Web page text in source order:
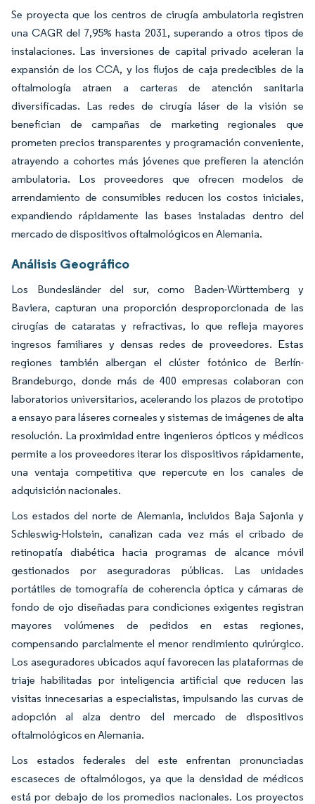
Se proyecta que los centros de cirugía ambulatoria registren
una CAGR del 7,95% hasta 2031, superando a otros tipos de
instalaciones. Las inversiones de capital privado aceleran la
expansión de los CCA, y los flujos de caja predecibles de la
oftalmología atraen a carteras de atención sanitaria
diversificadas. Las redes de cirugía láser de la visión se
benefician de campañas de marketing regionales que
prometen precios transparentes y programación conveniente,
atrayendo a cohortes más jóvenes que prefieren la atención
ambulatoria. Los proveedores que ofrecen modelos de
arrendamiento de consumibles reducen los costos iniciales,
expandiendo rápidamente las bases instaladas dentro del
mercado de dispositivos oftalmológicos en Alemania.
Análisis Geográfico
Los Bundesländer del sur, como Baden-Württemberg y
Baviera, capturan una proporción desproporcionada de las
cirugías de cataratas y refractivas, lo que refleja mayores
ingresos familiares y densas redes de proveedores. Estas
regiones también albergan el clúster fotónico de Berlín-
Brandeburgo, donde más de 400 empresas colaboran con
laboratorios universitarios, acelerando los plazos de prototipo
a ensayo para láseres corneales y sistemas de imágenes de alta
resolución. La proximidad entre ingenieros ópticos y médicos
permite a los proveedores iterar los dispositivos rápidamente,
una ventaja competitiva que repercute en los canales de
adquisición nacionales.
Los estados del norte de Alemania, incluidos Baja Sajonia y
Schleswig-Holstein, canalizan cada vez más el cribado de
retinopatía diabética hacia programas de alcance móvil
gestionados por aseguradoras públicas. Las unidades
portátiles de tomografía de coherencia óptica y cámaras de
fondo de ojo diseñadas para condiciones exigentes registran
mayores volúmenes de pedidos en estas regiones,
compensando parcialmente el menor rendimiento quirúrgico.
Los aseguradores ubicados aquí favorecen las plataformas de
triaje habilitadas por inteligencia artificial que reducen las
visitas innecesarias a especialistas, impulsando las curvas de
adopción al alza dentro del mercado de dispositivos
oftalmológicos en Alemania.
Los estados federales del este enfrentan pronunciadas
escaseces de oftalmólogos, ya que la densidad de médicos
está por debajo de los promedios nacionales. Los proyectos